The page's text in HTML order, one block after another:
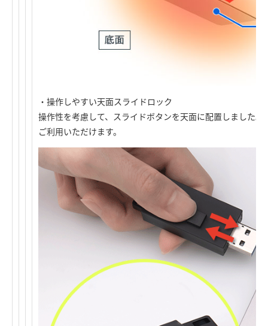
・操作しやすい天面スライドロック
操作性を考慮して、スライドボタンを天面に配置しました
ご利用いただけます。